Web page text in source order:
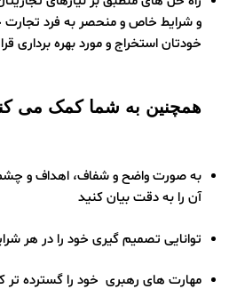
و شرایط خاص و منحصر به فرد
خودتان استخراج و مورد بهره برداری
همچنین به شما کمک می
به صورت واضح و شفاف، اهداف و چشم
آن را به دقت بیان کنید
توانایی تصمیم گیری خود را در هر
مهارت های رهبری خود را گسترده تر